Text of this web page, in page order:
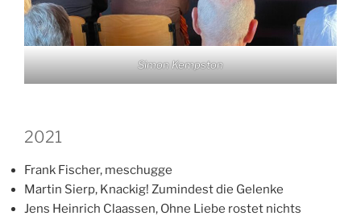
Simon Kempston
2021
Frank Fischer, meschugge
Martin Sierp, Knackig! Zumindest die Gelenke
Jens Heinrich Claassen, Ohne Liebe rostet nichts